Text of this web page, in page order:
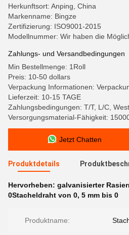
Herkunftsort: Anping, China
Markenname: Bingze
Zertifizierung: ISO9001-2015
Modellnummer: Wir haben die
Zahlungs- und Versandbedingungen
Min Bestellmenge: 1Roll
Preis: 10-50 dollars
Verpackung Informationen:
Lieferzeit: 10-15 TAGE
Zahlungsbedingungen: T/T, L/C,
Versorgungsmaterial-Fähigkeit:
Jetzt Chatten
Produktdetails
Hervorheben: galvanisierter
0Stacheldraht von 0, 5 mm bis 0
Produktname: